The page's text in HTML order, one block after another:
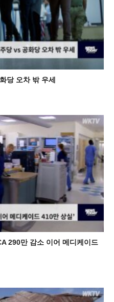
당 오차 밖 우세
290만 감소 이어 메디케이드